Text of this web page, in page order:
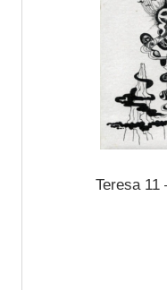
Teresa 11